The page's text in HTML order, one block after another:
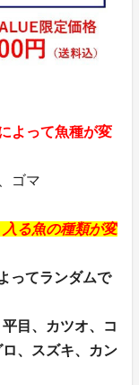
よって魚種が変
ゴマ
る魚の種類が変
ってランダムで
目、カツオ、コ
、スズキ、カン